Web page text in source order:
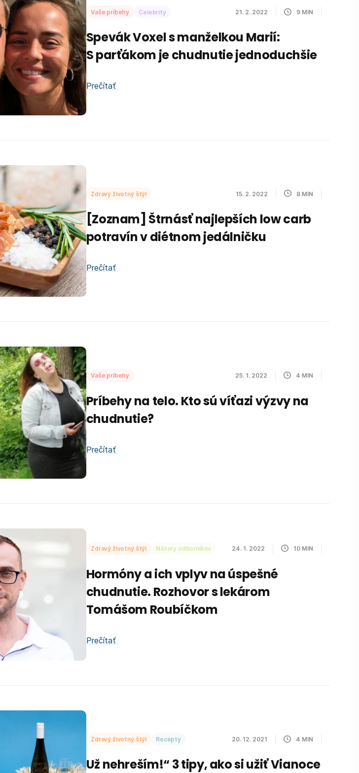
Vaše príbehy Celebrity 21. 2. 2022 9 MIN
Spevák Voxel s manželkou Marií:
S parťákom je chudnutie jednoduchšie
Prečítať
Zdravý životný štýl 15. 2. 2022 8 MIN
[Zoznam] Štrnásť najlepších low carb
potravín v diétnom jedálničku
Prečítať
Vaše príbehy 25. 1. 2022 4 MIN
Príbehy na telo. Kto sú víťazi výzvy na
chudnutie?
Prečítať
Zdravý životný štýl Názory odborníkov 24. 1. 2022 10 MIN
Hormóny a ich vplyv na úspešné
chudnutie. Rozhovor s lekárom
Tomášom Roubíčkom
Prečítať
Zdravý životný štýl Recepty 20. 12. 2021 4 MIN
Už nehreším!“ 3 tipy, ako si užiť Vianoce